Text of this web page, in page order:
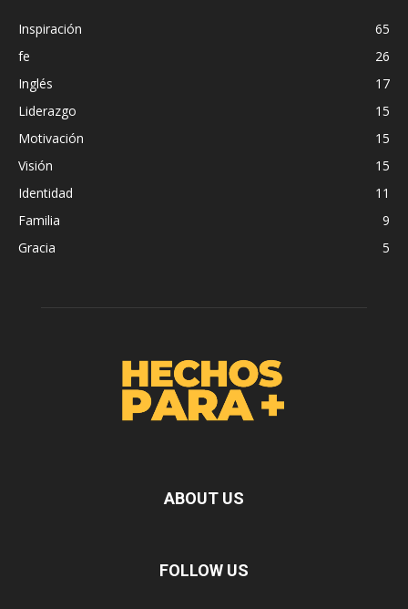
Inspiración
65
fe
26
Inglés
17
Liderazgo
15
Motivación
15
Visión
15
Identidad
11
Familia
9
Gracia
5
ABOUT US
FOLLOW US